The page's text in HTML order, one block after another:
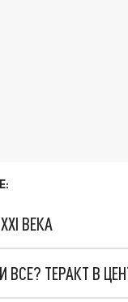
ВЕКА
ТЕРАКТ В